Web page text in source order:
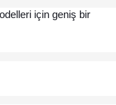
için geniş bir